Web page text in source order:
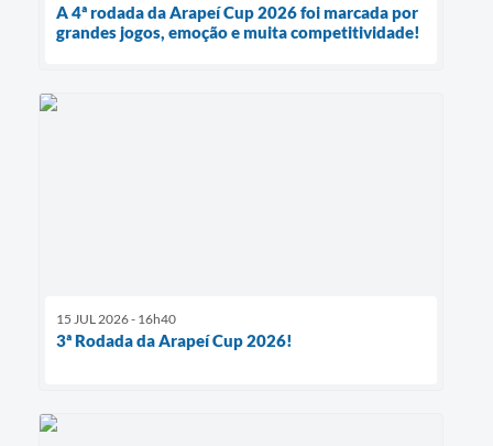
A 4ª rodada da Arapeí Cup 2026 foi marcada por
grandes jogos, emoção e muita competitividade!
15 JUL 2026 - 16h40
3ª Rodada da Arapeí Cup 2026!